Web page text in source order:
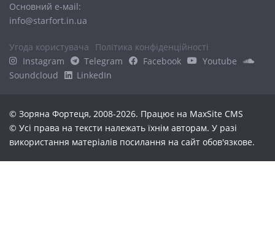
Основний е-маіl:
info@starfort.in.ua
Угода користувача
Політика конфіденційності
Instagram
Telegram Facebook
Youtube
Soundcloud
LinkedIn
© Зоряна Фортеця, 2008-2026. Працює на MaxSite CMS
© Усі права на тексти належать їхнім авторам. У разі
використання матеріалів посилання на сайт обов'язкове.